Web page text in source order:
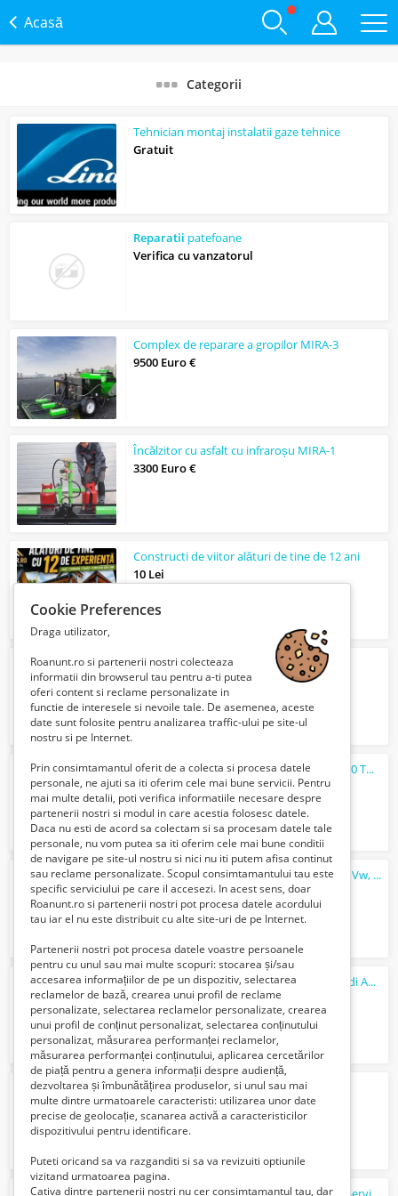
Acasă
Categorii
Tehnician montaj instalatii gaze tehnice
Gratuit
Reparatii patefoane
Verifica cu vanzatorul
Complex de reparare a gropilor MIRA-3
9500 Euro €
Încălzitor cu asfalt cu infraroșu MIRA-1
3300 Euro €
Constructi de viitor alături de tine de 12 ani
10 Lei
Instalator sanitar Bucuresti
6 Lei
ReconditionareInjectoareVw Phaeton 5.0 TDI Pompa Duza, cod 07Z130073H
450 Lei
ReconditionareInjectoarePompe Duze - Vw, Audi, Skoda, Seat, Passat, Golf
375 Lei
ReparaminjectoareBKE, BRB 116CP - Audi A4 1.9 TDI
450 Lei
Injector /InjectoareBLS
375 Lei
Cookie Preferences
Draga utilizator,
Roanunt.ro si partenerii nostri colecteaza
informatii din browserul tau pentru a-ti putea
oferi content si reclame personalizate in
functie de interesele si nevoile tale. De asemenea, aceste
date sunt folosite pentru analizarea traffic-ului pe site-ul
nostru si pe Internet.
Prin consimtamantul oferit de a colecta si procesa datele
personale, ne ajuti sa iti oferim cele mai bune servicii. Pentru
mai multe detalii, poti verifica informatiile necesare despre
partenerii nostri si modul in care acestia folosesc datele.
Daca nu esti de acord sa colectam si sa procesam datele tale
personale, nu vom putea sa iti oferim cele mai bune conditii
de navigare pe site-ul nostru si nici nu iti putem afisa continut
sau reclame personalizate. Scopul consimtamantului tau este
specific serviciului pe care il accesezi. In acest sens, doar
Roanunt.ro si partenerii nostri pot procesa datele acordului
tau iar el nu este distribuit cu alte site-uri de pe Internet.
Partenerii nostri pot procesa datele voastre persoanele
pentru cu unul sau mai multe scopuri: stocarea și/sau
accesarea informațiilor de pe un dispozitiv, selectarea
reclamelor de bază, crearea unui profil de reclame
personalizate, selectarea reclamelor personalizate, crearea
unui profil de conținut personalizat, selectarea conținutului
personalizat, măsurarea performanței reclamelor,
măsurarea performanței conținutului, aplicarea cercetărilor
de piață pentru a genera informații despre audiență,
dezvoltarea și îmbunătățirea produselor, si unul sau mai
multe dintre urmatoarele caracteristi: utilizarea unor date
precise de geolocație, scanarea activă a caracteristicilor
dispozitivului pentru identificare.
Puteti oricand sa va razganditi si sa va revizuiti optiunile
vizitand urmatoarea pagina.
Cativa dintre partenerii nostri nu cer consimtamantul tau, dar